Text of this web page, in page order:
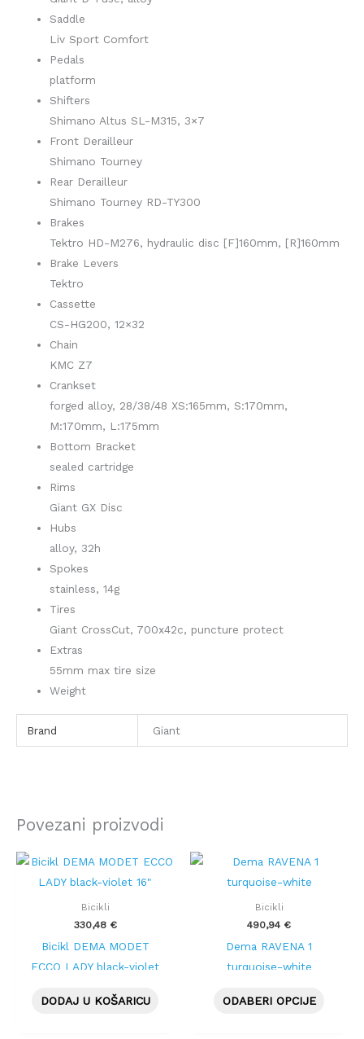
Saddle
Liv Sport Comfort
Pedals
platform
Shifters
Shimano Altus SL-M315, 3×7
Front Derailleur
Shimano Tourney
Rear Derailleur
Shimano Tourney RD-TY300
Brakes
Tektro HD-M276, hydraulic disc [F]160mm, [R]160mm
Brake Levers
Tektro
Cassette
CS-HG200, 12×32
Chain
KMC Z7
Crankset
forged alloy, 28/38/48 XS:165mm, S:170mm,
M:170mm, L:175mm
Bottom Bracket
sealed cartridge
Rims
Giant GX Disc
Hubs
alloy, 32h
Spokes
stainless, 14g
Tires
Giant CrossCut, 700x42c, puncture protect
Extras
55mm max tire size
Weight
Brand Giant
Povezani proizvodi
Bicikli
330,48 €
Bicikl DEMA MODET
ECCO LADY black-violet
DODAJ U KOŠARICU
Bicikli
490,94 €
Dema RAVENA 1
turquoise-white
ODABERI OPCIJE